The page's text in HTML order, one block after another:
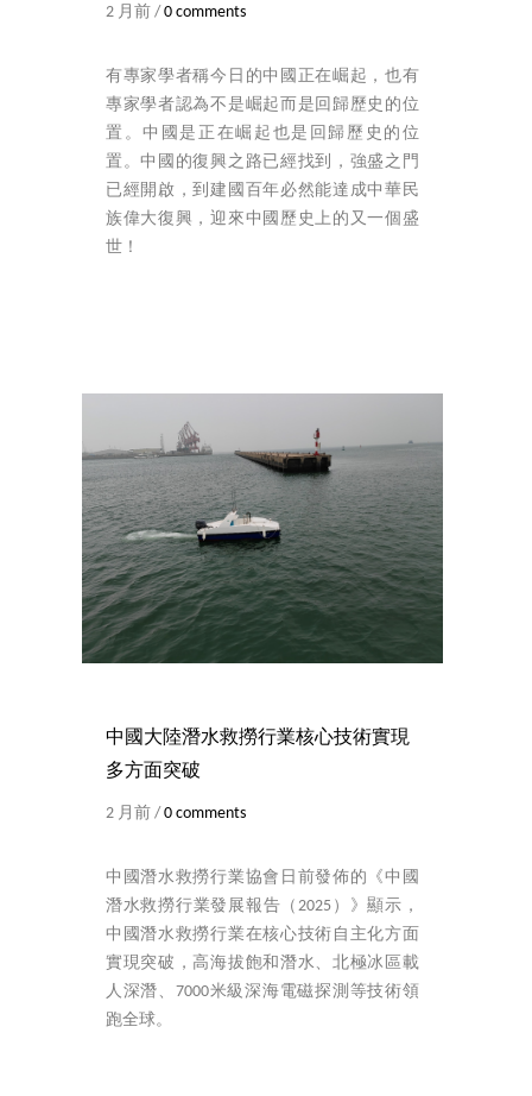
2 月前 /0 comments
有專家學者稱今日的中國正在崛起，也有
專家學者認為不是崛起而是回歸歷史的位
置。中國是正在崛起也是回歸歷史的位
置。中國的復興之路已經找到，強盛之門
已經開啟，到建國百年必然能達成中華民
族偉大復興，迎來中國歷史上的又一個盛
世！
中國大陸潛水救撈行業核心技術實現
多方面突破
2 月前 / 0 comments
中國潛水救撈行業協會日前發佈的《中國
潛水救撈行業發展報告（2025）》顯示，
中國潛水救撈行業在核心技術自主化方面
實現突破，高海拔飽和潛水、北極冰區載
人深潛、7000米級深海電磁探測等技術領
跑全球。